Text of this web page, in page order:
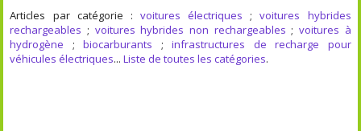
Articles par catégorie : voitures électriques ;voitures hybrides
rechargeables ; voitures hybrides non rechargeables ; voitures à
hydrogène ;biocarburants ;infrastructures de recharge pour
véhicules électriques...Liste de toutes les catégories.